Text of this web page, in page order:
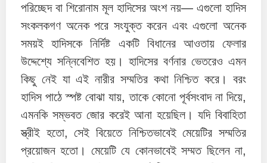
পরিচ্ছেদ বা শিরোনাম মূল হাদিসের অংশ নয়— এগুলো হাদিস
সংকলকগণ অনেক পরে সংযুক্ত করেন এবং এগুলো অনেক
সময়ই হাদিসকে নির্দিষ্ট একটি বিধানের আওতায় ফেলার
উদ্দেশ্যে সন্নিবেশিত হয়। হাদিসের বর্ণনার ভেতরেও এমন
কিছু নেই যা এই নারীর সম্মতির কথা নিশ্চিত করে। বরং
হাদিস পাঠে স্পষ্ট বোঝা যায়, তাকে কোনো পূর্বসংবাদ না দিয়ে,
এমনকি সম্ভবত জোর করেই আনা হয়েছিল। যদি বিবাহিতা
স্ত্রীই হতো, সেই বিয়েতে নিশ্চিতভাবেই মেয়েটির সম্মতির
প্রয়োজন হতো। মেয়েটি যে কোনভাবেই সম্মত ছিলেন না,